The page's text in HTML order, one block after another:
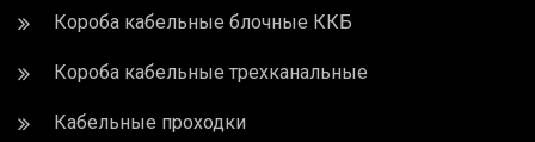
Короба кабельные блочные ККБ
Короба кабельные трехканальные
Кабельные проходки